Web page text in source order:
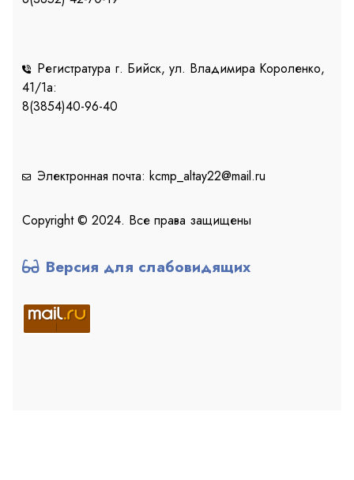
Регистратура г. Бийск, ул. Владимира Короленко,
41/1a:
8(3854)40-96-40
Электронная почта: kcmp_altay22@mail.ru
Copyright © 2024. Все права защищены
Версия для слабовидящих